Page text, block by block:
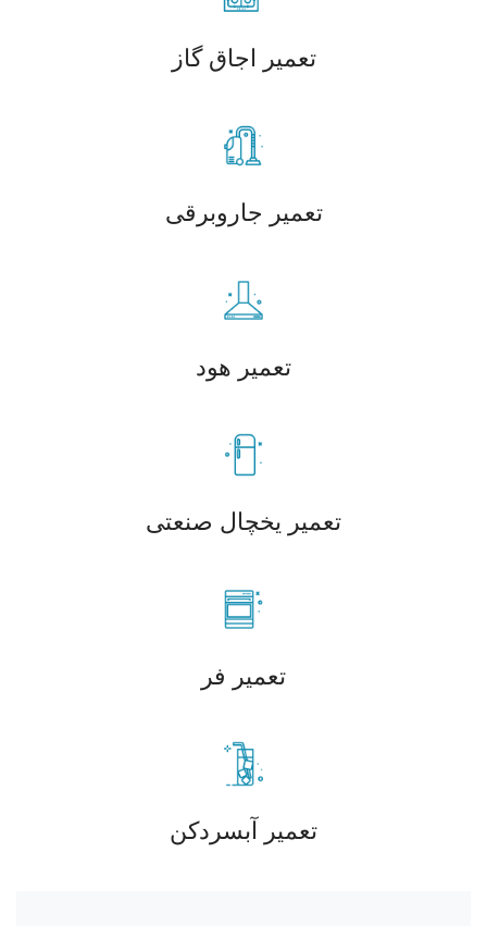
تعمیر اجاق گاز
تعمیر جاروبرقی
تعمیر هود
تعمیر یخچال صنعتی
تعمیر فر
تعمیر آبسردکن